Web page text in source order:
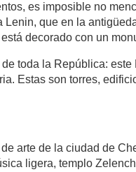
es imposible no
que en la
decorado con un
toda la República:
Estas son torres,
arte de la ciudad de
ligera, templo